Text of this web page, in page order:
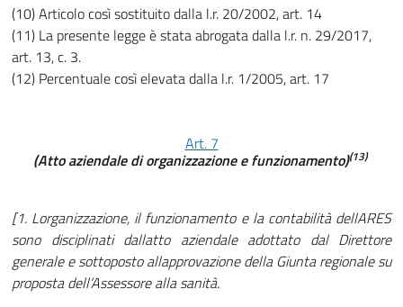
(10) Articolo così sostituito dalla l.r. 20/2002, art. 14
(11) La presente legge è stata abrogata dalla l.r. n. 29/2017,
art. 13, c. 3.
(12) Percentuale così elevata dalla l.r. 1/2005, art. 17
Art. 7
(Atto aziendale di organizzazione e funzionamento)(13)
[1. Lorganizzazione, il funzionamento e la contabilità dellARES
sono disciplinati dallatto aziendale adottato dal Direttore
generale e sottoposto allapprovazione della Giunta regionale su
proposta dell’Assessore alla sanità.